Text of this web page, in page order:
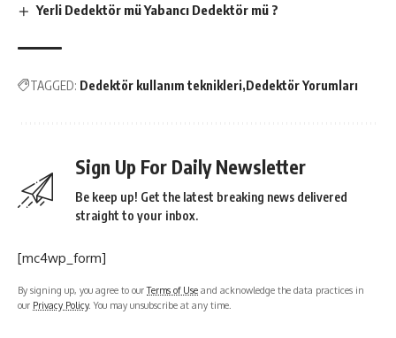
Yerli Dedektör mü Yabancı Dedektör mü ?
TAGGED: Dedektör kullanım teknikleri Dedektör Yorumları
Sign Up For Daily Newsletter
Be keep up! Get the latest breaking news delivered
straight to your inbox.
[mc4wp_form]
By signing up, you agree to ourTerms of Use and acknowledge the data practices in
our Privacy Policy. You may unsubscribe at any time.